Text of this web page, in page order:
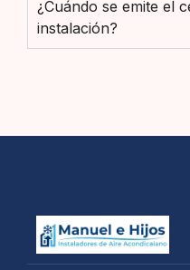
¿Cuándo se emite el
instalación?